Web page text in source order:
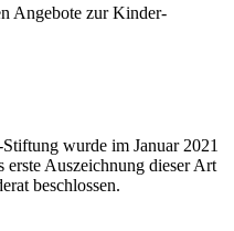
Angebote zur Kinder-
wurde im Januar 2021
erste Auszeichnung dieser Art
beschlossen.